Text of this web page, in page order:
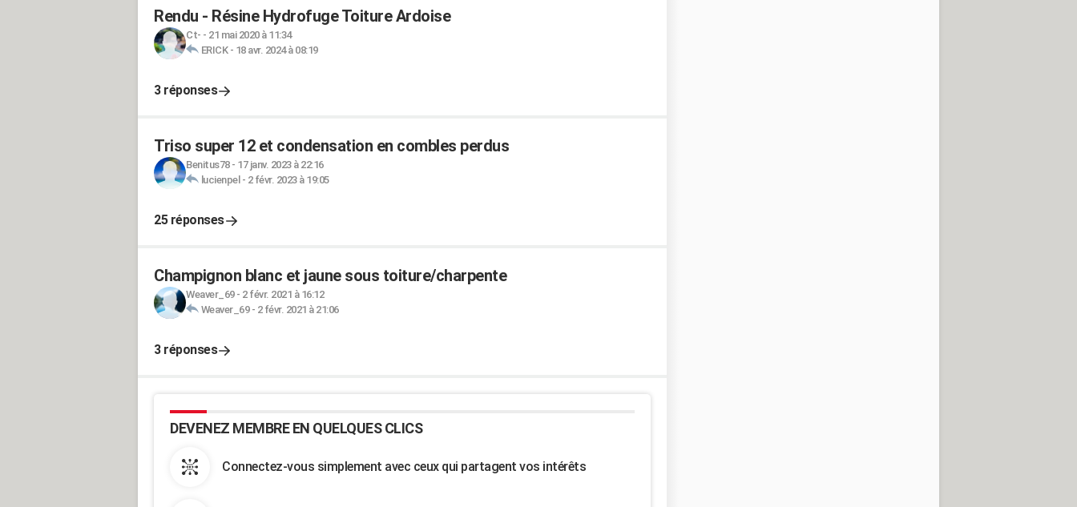
Rendu - Résine Hydrofuge Toiture Ardoise
Ct- - 21 mai 2020 à 11:34
ERICK- 18 avr. 2024 à 08:19
3 réponses
Triso super 12 et condensation en combles perdus
Benitus78- 17 janv. 2023 à 22:16
lucienpel - 2 févr. 2023 à 19:05
25 réponses
Champignon blanc et jaune sous toiture/charpente
Weaver_69- 2 févr. 2021 à 16:12
Weaver_69- 2 févr. 2021 à 21:06
3 réponses
DEVENEZ MEMBRE EN QUELQUES CLICS
Connectez-vous simplement avec ceux qui partagent vos intérêts